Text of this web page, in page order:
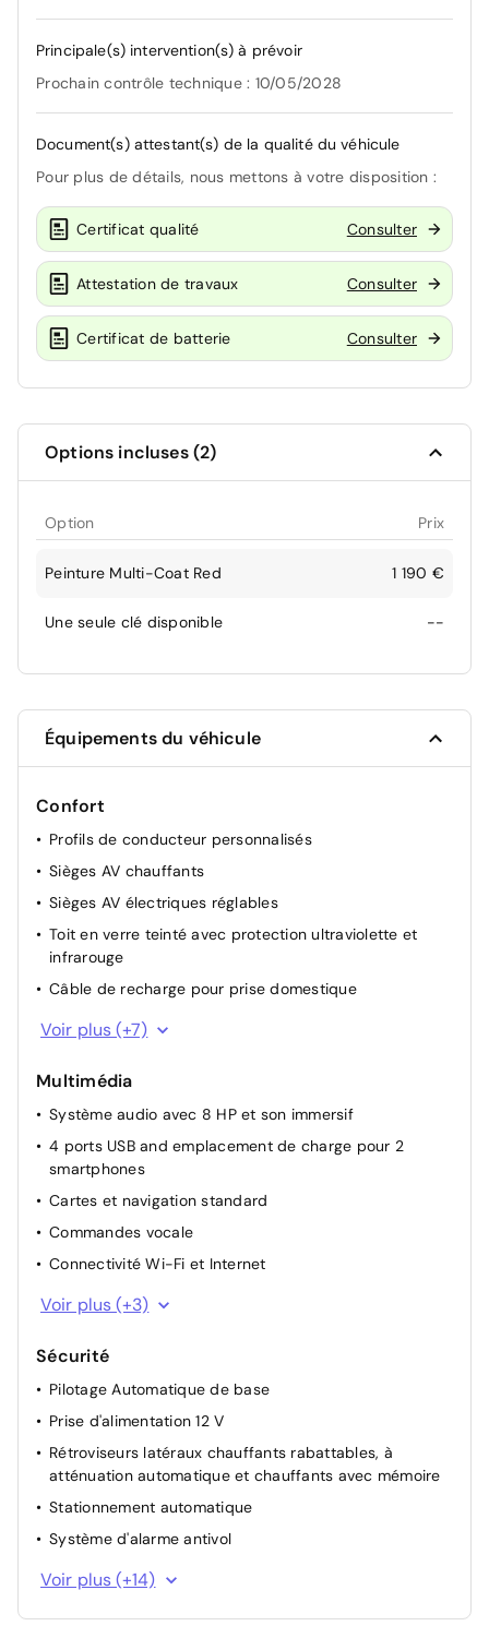
Principale(s) intervention(s) à prévoir
Prochain contrôle technique : 10/05/2028
Document(s) attestant(s) de la qualité du véhicule
Pour plus de détails, nous mettons à votre disposition :
Certificat qualité Consulter
Attestation de travaux Consulter
Certificat de batterie Consulter
Options incluses (2)
Option Prix
Peinture Multi-Coat Red 1 190 €
Une seule clé disponible --
Équipements du véhicule
Confort
Profils de conducteur personnalisés
Sièges AV chauffants
Sièges AV électriques réglables
Toit en verre teinté avec protection ultraviolette et
infrarouge
Câble de recharge pour prise domestique
Câble de recharge rapide à domicile (22 kW) ou sur
borne publique (43 kW)
Accès sans clé et climatisation à distance avec
Banquette rabattable 40/60
Climatisation bi-zone
Coffre AV + Coffre AR (542 litres)
Commandes de climatisation avancées
Eclairage intérieur ambiant LED doux
Voir plus (+7)
Multimédia
Système audio avec 8 HP et son immersif
4 ports USB and emplacement de charge pour 2
smartphones
Cartes et navigation standard
Commandes vocale
Connectivité Wi-Fi et Internet
Conversation mains libres avec Bluetooth
8 caméras, 12 capteurs ultrasons 360° et radar AV
Voir plus (+3)
Sécurité
Pilotage Automatique de base
Prise d'alimentation 12 V
Rétroviseurs latéraux chauffants rabattables, à
atténuation automatique et chauffants avec mémoire
Stationnement automatique
Système d'alarme antivol
Système de freinage d'urgence automatique
installations de sièges pour enfants
Voir plus (+14)